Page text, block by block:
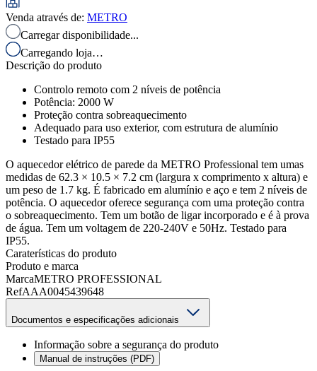
Venda através de: METRO
Carregar disponibilidade...
Carregando loja…
Descrição do produto
Controlo remoto com 2 níveis de potência
Potência: 2000 W
Proteção contra sobreaquecimento
Adequado para uso exterior, com estrutura de alumínio
Testado para IP55
O aquecedor elétrico de parede da METRO Professional tem umas
medidas de 62.3 × 10.5 × 7.2 cm (largura x comprimento x altura) e
um peso de 1.7 kg. É fabricado em alumínio e aço e tem 2 níveis de
potência. O aquecedor oferece segurança com uma proteção contra
o sobreaquecimento. Tem um botão de ligar incorporado e é à prova
de água. Tem um voltagem de 220-240V e 50Hz. Testado para
IP55.
Caraterísticas do produto
Produto e marca
MarcaMETRO PROFESSIONAL
RefAAA0045439648
Documentos e especificações adicionais
Informação sobre a segurança do produto
Manual de instruções (PDF)